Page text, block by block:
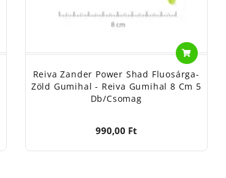
Reiva Zander Power Shad Fluosárga-
Zöld Gumihal - Reiva Gumihal 8 Cm 5
Db/csomag
990,00 Ft